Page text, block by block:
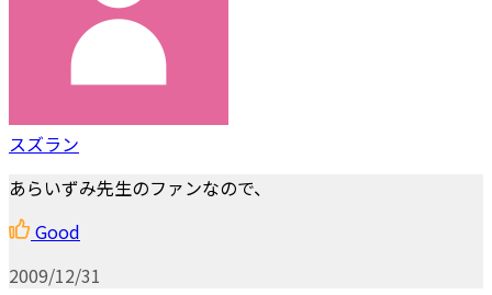
スズラン
あらいずみ先生のファンなので、
Good
2009/12/31